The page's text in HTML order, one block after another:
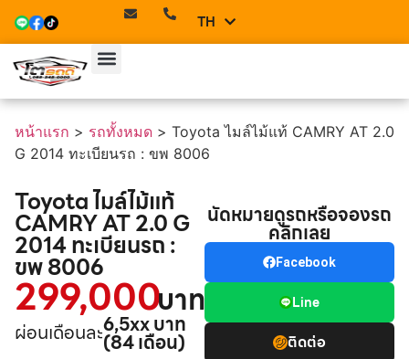
TH
EN
หน้าแรก > รถทั้งหมด > Toyota ไมล์ไม้แท้ CAMRY AT 2.0
G 2014 ทะเบียนรถ : ขพ 8006
Toyota ไมล์ไม้แท้
CAMRY AT 2.0 G
2014 ทะเบียนรถ :
ขพ 8006
299,000บาท
ผ่อนเดือนละ6,5xx บาท
(84 เดือน)
นัดหมายดูรถหรือจองรถ
คลิกเลย
Facebook
Line
ติดต่อ